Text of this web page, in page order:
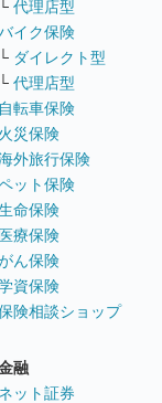
└ 代理店型
イク保険
└ ダイレクト型
└ 代理店型
自転車保険
火災保険
外旅行保険
ット保険
命保険
医療保険
ん保険
資保険
険相談ショップ
融
ネット証券